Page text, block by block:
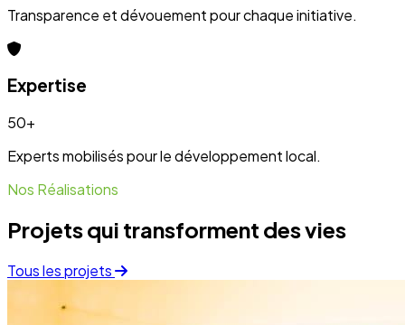
Transparence et dévouement pour chaque initiative.
Expertise
50+
Experts mobilisés pour le développement local.
Nos Réalisations
Projets qui transforment des vies
Tous les projets